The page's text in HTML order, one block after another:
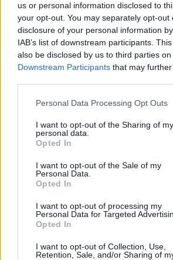
us or personal information disclosed to
your opt-out. You may separately opt-out
disclosure of your personal information
IAB’s list of downstream participants.
also be disclosed by us to third parties on
Downstream Participants that may
Personal Data Processing Opt Outs
I want to opt-out of the Sharing of my
personal data.
Opted In
I want to opt-out of the Sale of my
Personal Data.
Opted In
I want to opt-out of processing my
Personal Data for Targeted
Opted In
I want to opt-out of Collection, Use,
Retention, Sale, and/or Sharing of
Il muretto delle poesie
lungolago di Ispra
grande nel ricordo di